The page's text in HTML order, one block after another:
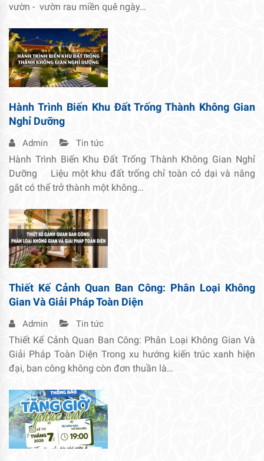
vườn - vườn rau miền quê ngày…
Hành Trình Biến Khu Đất Trống Thành Không Gian
Nghỉ Dưỡng
Admin Tin tức
Hành Trình Biến Khu Đất Trống Thành Không Gian Nghỉ
Dưỡng Liệu một khu đất trống chỉ toàn cỏ dại và nắng
gắt có thể trở thành một không…
Thiết Kế Cảnh Quan Ban Công: Phân Loại Không
Gian Và Giải Pháp Toàn Diện
Admin Tin tức
Thiết Kế Cảnh Quan Ban Công: Phân Loại Không Gian Và
Giải Pháp Toàn Diện Trong xu hướng kiến trúc xanh hiện
đại, ban công không còn đơn thuần là…